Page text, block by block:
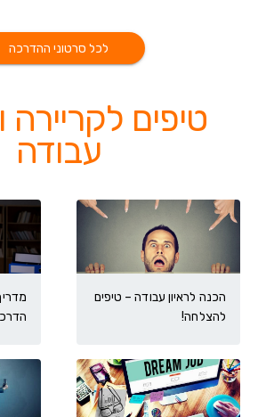
לכל סרטוני ההדרכה
טיפים לקריירה
עבודה
הכנה לראיון עבודה – טיפים
להצלחה!